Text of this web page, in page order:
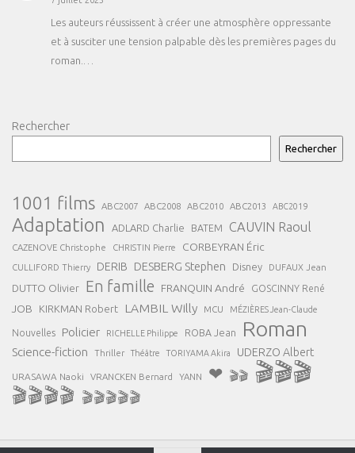
Les auteurs réussissent à créer une atmosphère oppressante
et à susciter une tension palpable dès les premières pages du
roman.…
Rechercher
Rechercher
1001 films ABC2007 ABC2008 ABC2010 ABC2013 ABC2019
Adaptation ADLARD Charlie BATEM CAUVIN Raoul
CAZENOVE Christophe CHRISTIN Pierre CORBEYRAN Éric
CULLIFORD Thierry DERIB DESBERG Stephen Disney DUFAUX Jean
DUTTO Olivier En famille FRANQUIN André GOSCINNY René
JOB KIRKMAN Robert LAMBIL Willy MCU MÉZIÈRES Jean-Claude
Nouvelles Policier RICHELLE Philippe ROBA Jean Roman
Science-fiction Thriller Théâtre TORIYAMA Akira UDERZO Albert
URASAWA Naoki VRANCKEN Bernard YANN ❤ 🎬🎬 🎬🎬🎬
🎬🎬🎬🎬 🎬🎬🎬🎬🎬